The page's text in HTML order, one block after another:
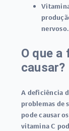
nervoso.
O que
causar?
A deficiência
problemas de
pode causar
vitamina C